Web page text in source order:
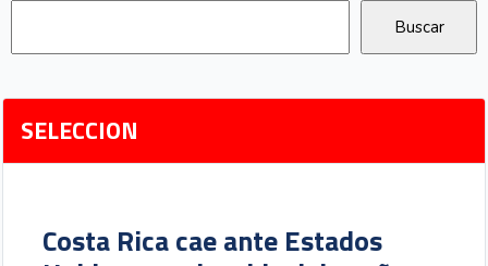
SELECCION
Costa Rica cae ante Estados